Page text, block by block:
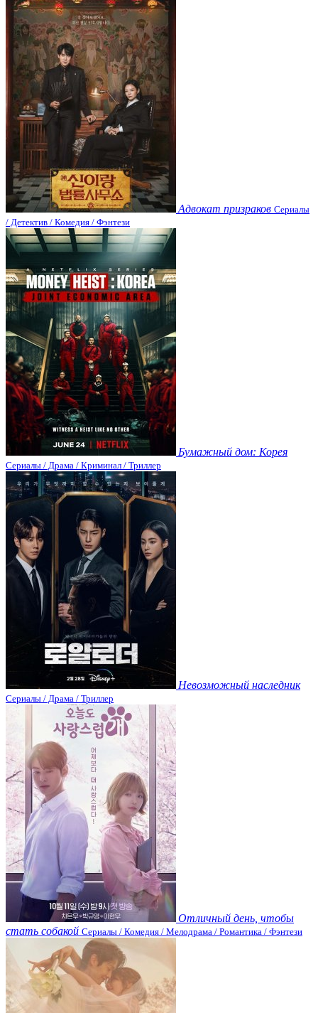
Адвокат призраков Сериалы
/ Детектив / Комедия / Фэнтези
Бумажный дом: Корея
Сериалы / Драма / Криминал / Триллер
Невозможный наследник
Сериалы / Драма / Триллер
Отличный день, чтобы
стать собакой Сериалы / Комедия / Мелодрама / Романтика / Фэнтези